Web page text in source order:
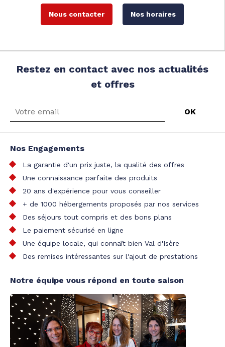
Nous contacter Nos horaires
Restez en contact avec nos actualités
et offres
Nos Engagements
La garantie d'un prix juste, la qualité des offres
Une connaissance parfaite des produits
20 ans d'expérience pour vous conseiller
+ de 1000 hébergements proposés par nos services
Des séjours tout compris et des bons plans
Le paiement sécurisé en ligne
Une équipe locale, qui connaît bien Val d'Isère
Des remises intéressantes sur l'ajout de prestations
Notre équipe vous répond en toute saison